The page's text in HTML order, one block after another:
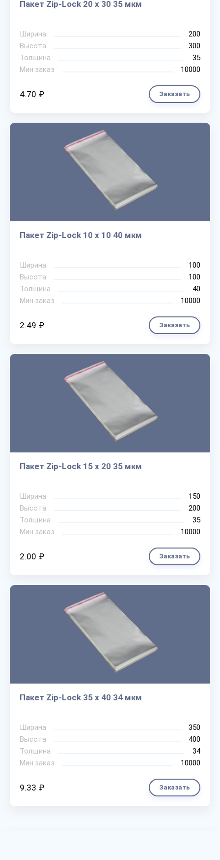
Пакет Zip-Lock 20 х 30 35 мкм
Ширина
200
Высота
300
Толщина
35
Мин.заказ
10000
4.70 ₽ Заказать
Пакет Zip-Lock 10 х 10 40 мкм
Ширина
100
Высота
100
Толщина
40
Мин.заказ
10000
2.49 ₽ Заказать
Пакет Zip-Lock 15 х 20 35 мкм
Ширина
150
Высота
200
Толщина
35
Мин.заказ
10000
2.00 ₽ Заказать
Пакет Zip-Lock 35 х 40 34 мкм
Ширина
350
Высота
400
Толщина
34
Мин.заказ
10000
9.33 ₽ Заказать